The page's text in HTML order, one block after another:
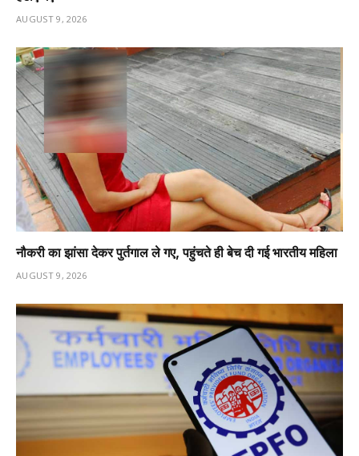
AUGUST 9, 2026
नौकरी का झांसा देकर पुर्तगाल ले गए, पहुंचते ही बेच दी गई भारतीय महिला
AUGUST 9, 2026